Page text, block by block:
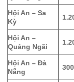
Hội An – Sa
Kỳ
Hội An –
Quảng Ngãi
Hội An – Đà
Nẵng